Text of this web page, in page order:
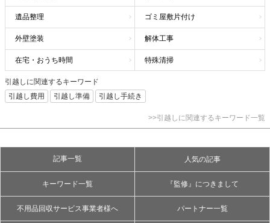
遺品整理 ゴミ屋敷片付け
外壁塗装 解体工事
在宅・おうち時間 特殊清掃
引越しに関連するキーワード
引越し費用
引越し準備 引越し手続き
>>引越しに関連するキーワード一覧
記事一覧 人気の記事
キーワード一覧 『監修』につきまして
不用品回収サービス事業者様へ パートナー一覧